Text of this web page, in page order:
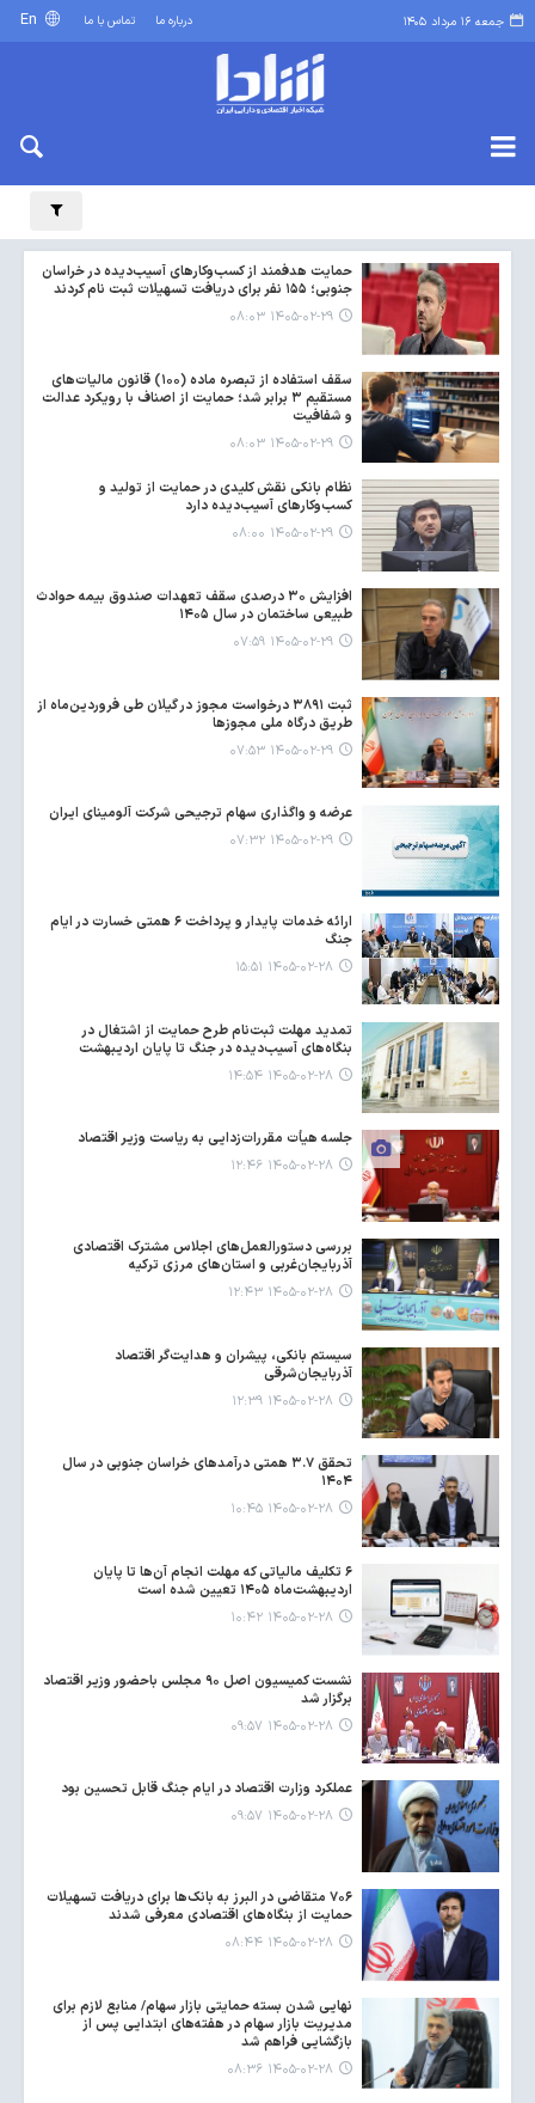
جمعه ۱۶ مرداد ۱۴۰۵ درباره ما تماس با ما
حمایت هدفمند از کسب‌وکارهای آسیب‌دیده در خراسان
جنوبی؛ ۱۵۵ نفر برای دریافت تسهیلات ثبت نام کردند
۱۴۰۵-۰۲-۲۹ ۰۸:۰۳
سقف استفاده از تبصره ماده (۱۰۰) قانون مالیات‌های
مستقیم ۳ برابر شد؛ حمایت از اصناف با رویکرد عدالت
و شفافیت
۱۴۰۵-۰۲-۲۹ ۰۸:۰۳
نظام بانکی نقش کلیدی در حمایت از تولید و
کسب‌وکارهای آسیب‌دیده دارد
۱۴۰۵-۰۲-۲۹ ۰۸:۰۰
افزایش ۳۰ درصدی سقف تعهدات صندوق بیمه حوادث
طبیعی ساختمان در سال ۱۴۰۵
۱۴۰۵-۰۲-۲۹ ۰۷:۵۹
ثبت ۳۸۹۱ درخواست مجوز در گیلان طی فروردین‌ماه از
طریق درگاه ملی مجوزها
۱۴۰۵-۰۲-۲۹ ۰۷:۵۳
عرضه و واگذاری سهام ترجیحی شرکت آلومینای ایران
۱۴۰۵-۰۲-۲۹ ۰۷:۳۲
ارائه خدمات پایدار و پرداخت ۶ همتی خسارت در ایام
جنگ
۱۴۰۵-۰۲-۲۸ ۱۵:۵۱
تمدید مهلت ثبت‌نام طرح حمایت از اشتغال در
بنگاه‌های آسیب‌دیده در جنگ تا پایان اردیبهشت
۱۴۰۵-۰۲-۲۸ ۱۴:۵۴
جلسه هیأت مقررات‌زدایی به ریاست وزیر اقتصاد
۱۴۰۵-۰۲-۲۸ ۱۲:۴۶
بررسی دستورالعمل‌های اجلاس مشترک اقتصادی
آذربایجان‌غربی و استان‌های مرزی ترکیه
۱۴۰۵-۰۲-۲۸ ۱۲:۴۳
سیستم بانکی، پیشران و هدایت‌گر اقتصاد
آذربایجان‌شرقی
۱۴۰۵-۰۲-۲۸ ۱۲:۳۹
تحقق ۳.۷ همتی درآمدهای خراسان جنوبی در سال
۱۴۰۴
۱۴۰۵-۰۲-۲۸ ۱۰:۴۵
۶ تکلیف مالیاتی که مهلت انجام آن‌ها تا پایان
اردیبهشت‌ماه ۱۴۰۵ تعیین شده است
۱۴۰۵-۰۲-۲۸ ۱۰:۴۲
نشست کمیسیون اصل ۹۰ مجلس باحضور وزیر اقتصاد
برگزار شد
۱۴۰۵-۰۲-۲۸ ۰۹:۵۷
عملکرد وزارت اقتصاد در ایام جنگ قابل تحسین بود
۱۴۰۵-۰۲-۲۸ ۰۹:۵۷
۷۰۶ متقاضی در البرز به بانک‌ها برای دریافت تسهیلات
حمایت از بنگاه‌های اقتصادی معرفی شدند
۱۴۰۵-۰۲-۲۸ ۰۸:۴۴
نهایی شدن بسته حمایتی بازار سهام/ منابع لازم برای
مدیریت بازار سهام در هفته‌های ابتدایی پس از
بازگشایی فراهم شد
۱۴۰۵-۰۲-۲۸ ۰۸:۳۶